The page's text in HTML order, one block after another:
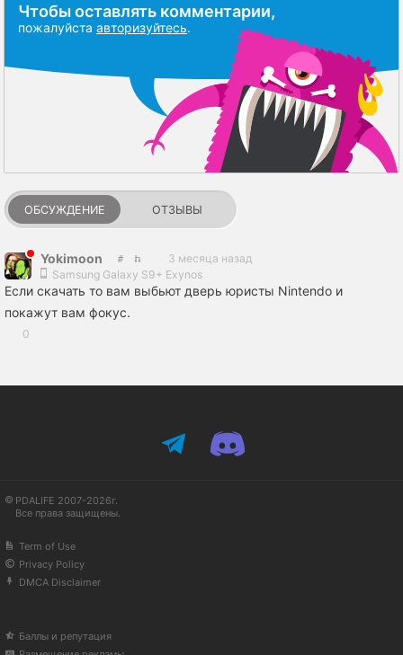
Чтобы оставлять комментарии,
пожалуйста авторизуйтесь.
ОБСУЖДЕНИЕ ОТЗЫВЫ
Yokimoon
3 месяца назад
Samsung Galaxy S9+ Exynos
Если скачать то вам выбьют дверь юристы Nintendo и
покажут вам фокус.
0
PDALIFE 2007-2026г.
Все права защищены.
Term of Use
Privacy Policy
DMCA Disclaimer
Баллы и репутация